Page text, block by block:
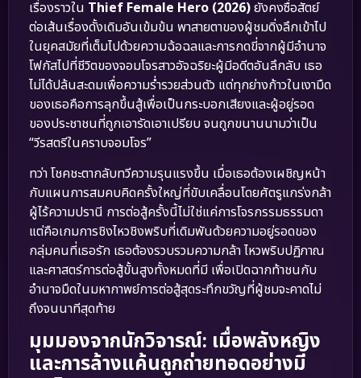
เรื่องราวใน Thief Female Hero (2026)ยังคงซื่อสัตย์
ต่อเส้นเรื่องดั้งเดิมอันเข้มข้น พาสายตาของผู้ชมดิ่งลึกเข้าไป
ในยุคสมัยที่เต็มไปด้วยความฉ้อฉลและการกดขี่จากผู้มีอำนาจ
โฟกัสไปที่ชีวิตของจอมโจรสาวอัจฉริยะผู้มีอดีตอันลึกลับ เธอ
ไม่ได้ปล้นสะดมเพื่อความร่ำรวยส่วนตัว แต่ทุกย่างก้าวในเงามืด
ของเธอคือการลุกขึ้นสู้เพื่อเป็นกระบอกเสียงและผู้อยู่รอด
ของประชาชนที่ถูกเอารัดเอาเปรียบ จนถูกขนานนามว่าเป็น
“วีรสตรีในคราบจอมโจร”
ทว่า โชคชะตากลับทวีความรุนแรงขึ้น เมื่อเธอต้องเผชิญหน้า
กับแผนการสมคบคิดครั้งใหญ่ที่ขับเคลื่อนโดยศัตรูแกร่งกล้า
ผู้ไร้ความปรานี การต่อสู้ครั้งนี้ไม่ใช่แค่การโจรกรรมธรรมดา
แต่คือเกมการชิงไหวชิงพริบที่เดิมพันด้วยความอยู่รอดของ
กลุ่มคนที่เธอรัก เธอต้องรวบรวมความกล้า ไหวพริบปฏิภาณ
และศาสตร์การต่อสู้ขั้นสูงทั้งหมดที่มี เพื่อเปิดฉากท้าชนกับ
อำนาจมืดในมหากาพย์การต่อสู้สุดระทึกขวัญที่ผู้ชมจะคาดไม่
ถึงจนนาทีสุดท้าย
มุมมองจากนักวิจารณ์: เมื่อพลังหญิง
และการล้างแค้นถูกถ่ายทอดอย่างมี